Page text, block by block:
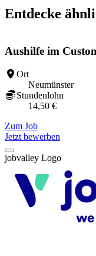
Entdecke
Aushilfe im
Ort
Neumünster
Stundenlohn
14,50 €
Zum Job
Jetzt bewerben
jobvalley Logo